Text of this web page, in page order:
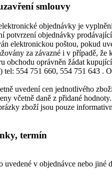
smlouvy
objednávky je
potvrzení objednávky
elektronickou poštou, pokud
za závazné i v případě,
obchodu oprávněn žádat
) tel: 554 751 660, 554 751 643 .
uvedení cen jednotlivého
včetně daně z přidané
zboží jsou pouze
termín
uvedené v objednávce nebo